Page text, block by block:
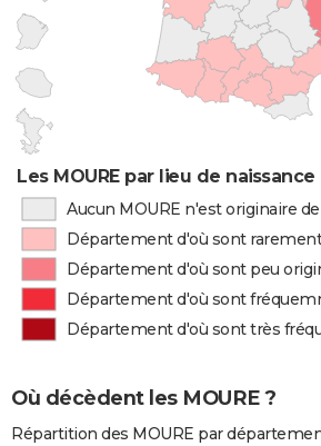
Les MOURE par lieu de naissance
Aucun MOURE n'est originaire
Département d'où sont rarement
Département d'où sont peu
Département d'où sont
Département d'où sont très
Où décèdent les MOURE ?
Répartition des MOURE par